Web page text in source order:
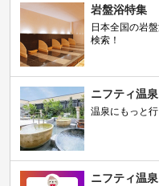
岩盤浴特集
日本全国の岩
検索！
ニフティ温
温泉にもっと
ニフティ温